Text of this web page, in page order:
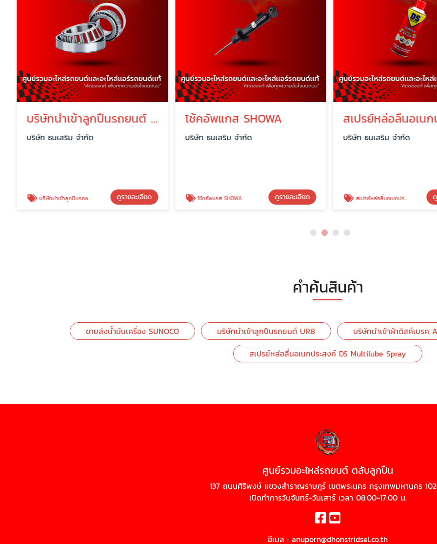
บริษัทนำเข้าลูกปืนรถยนต์ URB
บริษัท ธนเสริม จำกัด
บริษัทนำเข้าลูกปืนรถยนต์ URB ดูรายละเอียด
โช้คอัพแกส SHOWA
บริษัท ธนเสริม จำกัด
โช้คอัพแกส SHOWA ดูรายละเอียด
บริษัท ธนเสริม จำกัด
สเปรย์หล่อลื่นอเนกประสงค์ DS Multilube Spray
คำค้นสินค้า
ขายส่งน้ำมันเครื่อง SUNOCO บริษัทนำเข้าลูกปืนรถยนต์ URB
บริษัทนำเข้าผ้าดิสค์เบรค
สเปรย์หล่อลื่นอเนกประสงค์ DS Multilube Spray
ศูนย์รวมอะไหล่รถยนต์ ตลับลูกปืน
137 ถนนศิริพงษ์ แขวงสำราญราษฎร์ เขตพระนคร กรุงเทพมหานคร
เปิดทำการวันจันทร์-วันเสาร์ เวลา 08:00-17:00 น.
อีเมล : anuporn@dhonsiridsel.co.th